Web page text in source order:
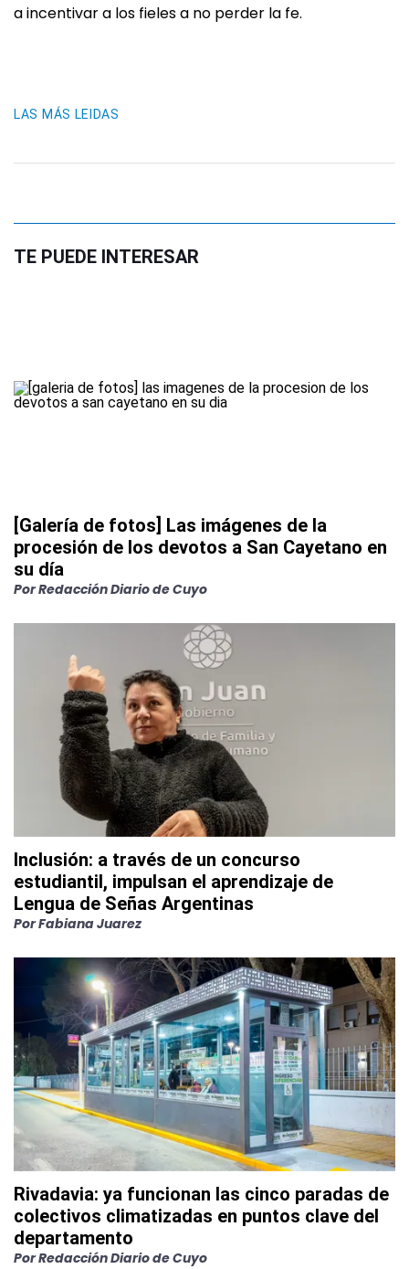
a incentivar a los fieles a no perder la fe.
LAS MÁS LEIDAS
TE PUEDE INTERESAR
[Galería de fotos] Las imágenes de la
procesión de los devotos a San Cayetano en
su día
PorRedacción Diario de Cuyo
Inclusión: a través de un concurso
estudiantil, impulsan el aprendizaje de
Lengua de Señas Argentinas
PorFabiana Juarez
Rivadavia: ya funcionan las cinco paradas de
colectivos climatizadas en puntos clave del
departamento
PorRedacción Diario de Cuyo